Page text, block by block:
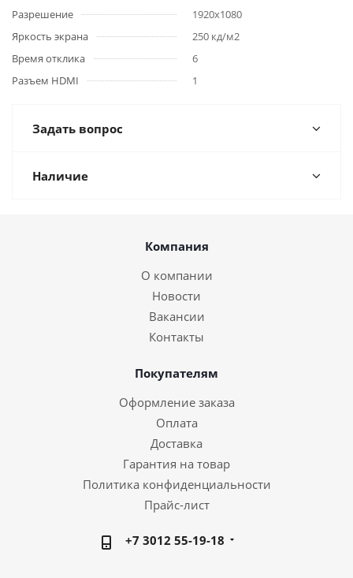
Разрешение
1920x1080
Яркость экрана
250 кд/м2
Время отклика
6
Разъем HDMI
1
Задать вопрос
Наличие
Компания
О компании
Новости
Вакансии
Контакты
Покупателям
Оформление заказа
Оплата
Доставка
Гарантия на товар
Политика конфиденциальности
Прайс-лист
+7 3012 55-19-18